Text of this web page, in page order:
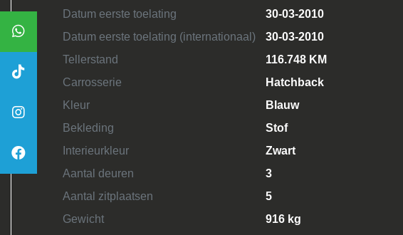
Datum eerste toelating
30-03-2010
Datum eerste toelating (internationaal)
30-03-2010
Tellerstand
116.748 KM
Carrosserie
Hatchback
Kleur
Blauw
Bekleding
Stof
Interieurkleur
Zwart
Aantal deuren
3
Aantal zitplaatsen
5
Gewicht
916 kg